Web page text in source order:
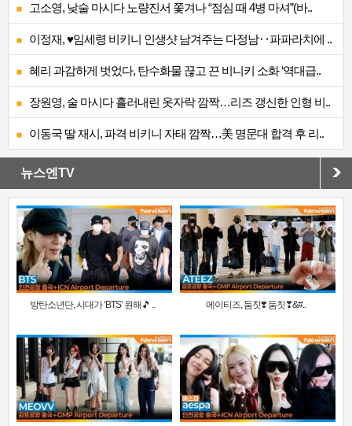
고소영, 낮술 마시다 노량진서 쫓겨나 “점심 때 4병 마셔”(바..
이정재, ♥임세령 비키니 인생샷 남겨주는 다정남‥파파라치에 ..
혜리 과감하게 벗었다, 탄수화물 끊고 끈 비니키 소화 ‘역대급..
장원영, 술 마시다 흘러내린 옷자락 깜짝…리즈 갱신한 인형 비..
이동국 딸 재시, 파격 비키니 자태 깜짝…美 명문대 합격 후 리..
뉴스엔TV
방탄소년단, 시대가 ‘BTS’ 원해🎵 .. 에이티즈, 둠칫❣️ 둠칫❣&#..